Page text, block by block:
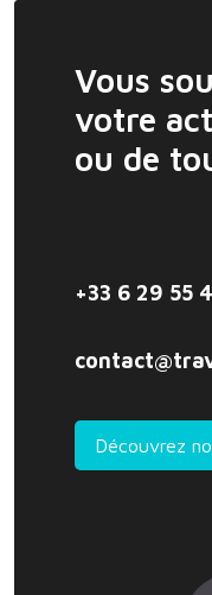
Vous
votre
ou de
+33 6 29 55
Découvrez